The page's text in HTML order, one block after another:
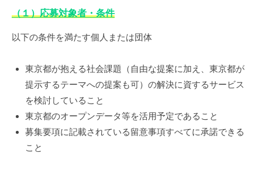
（１）応募対象者・条件
以下の条件を満たす個人または団体
東京都が抱える社会課題（自由な提案に加え、東京都が
提示するテーマへの提案も可）の解決に資するサービス
を検討していること
東京都のオープンデータ等を活用予定であること
募集要項に記載されている留意事項すべてに承諾できる
こと